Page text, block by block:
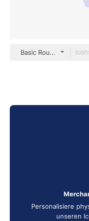
Basic Rounded Flat
Personalisiere
unseren